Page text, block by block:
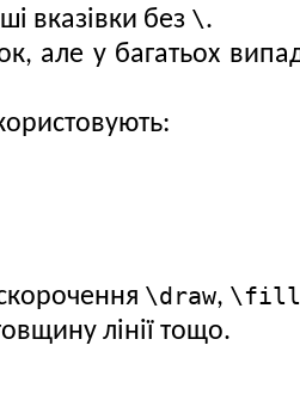
вказівки без \.
але у багатьох
\draw, \fill
лінії тощо.